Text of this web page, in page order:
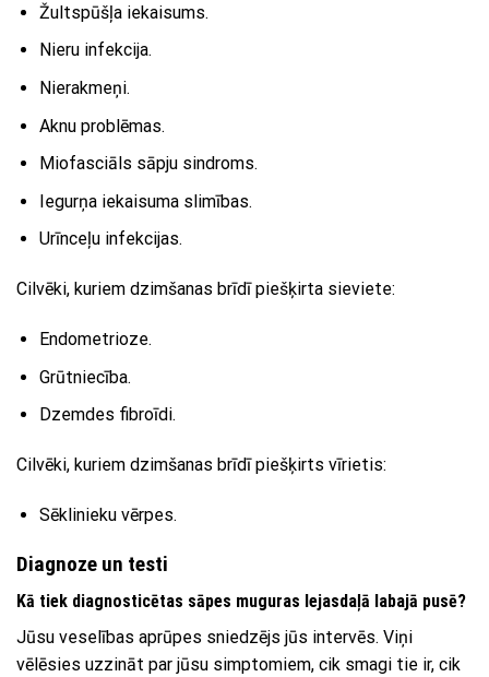
Žultspūšļa iekaisums.
Nieru infekcija.
Nierakmeņi.
Aknu problēmas.
Miofasciāls sāpju sindroms.
Iegurņa iekaisuma slimības.
Urīnceļu infekcijas.
Cilvēki, kuriem dzimšanas brīdī piešķirta sieviete:
Endometrioze.
Grūtniecība.
Dzemdes fibroīdi.
Cilvēki, kuriem dzimšanas brīdī piešķirts vīrietis:
Sēklinieku vērpes.
Diagnoze un testi
Kā tiek diagnosticētas sāpes muguras lejasdaļā labajā pusē?
Jūsu veselības aprūpes sniedzējs jūs intervēs. Viņi
vēlēsies uzzināt par jūsu simptomiem, cik smagi tie ir, cik